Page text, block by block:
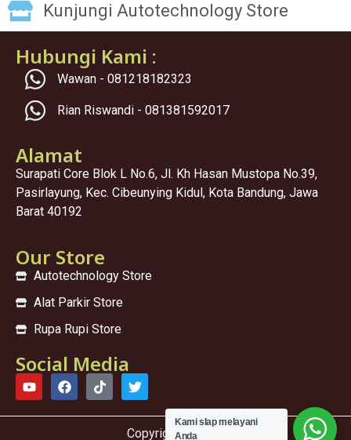
Kunjungi Autotechnology Store
Hubungi Kami :
Wawan - 081218182323
Rian Riswandi - 081381592017
Alamat
Surapati Core Blok L No.6, Jl. Kh Hasan Mustopa No.39,
Pasirlayung, Kec. Cibeunying Kidul, Kota Bandung, Jawa
Barat 40192
Our Store
Autotechnology Store
Alat Parkir Store
Rupa Rupi Store
Social Media
Copyright © 2025
Kami sIap melayani
Anda